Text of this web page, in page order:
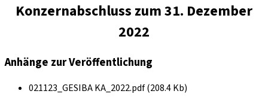
Konzernabschluss zum 31. Dezember
2022
Anhänge zur Veröffentlichung
021123_GESIBA KA_2022.pdf (208.4 Kb)